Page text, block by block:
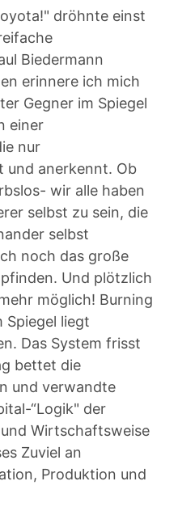
dröhnte einst
Biedermann
erinnere ich mich
Gegner im Spiegel
einer
nur
und anerkennt. Ob
wir alle haben
selbst zu sein, die
selbst
noch das große
Und plötzlich
möglich! Burning
Spiegel liegt
Das System frisst
bettet die
und verwandte
“Logik" der
Wirtschaftsweise
Zuviel an
Produktion und